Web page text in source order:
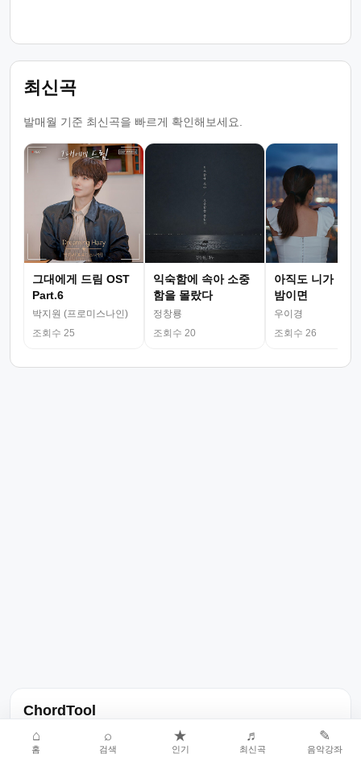
최신곡
발매월 기준 최신곡을 빠르게 확인해보세요.
그대에게 드림 OST
Part.6
박지원 (프로미스나인)
조회수 25
익숙함에 속아 소중
함을 몰랐다
정창룡
조회수 20
아직도 니가 그
밤이면
우이경
조회수 26
ChordTool
노래 가사, 곡 정보, 코드, 악보를 한곳에서 찾을 수 있는 음악 정보
서비스입니다.
⌂
홈
⌕
검색
★
인기
♬
최신곡
✎
음악강좌